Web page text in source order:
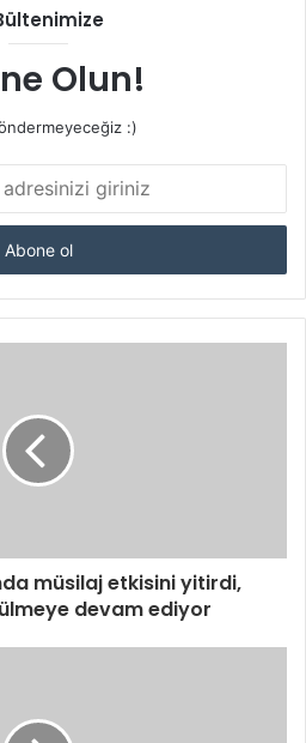
Olun!
:)
müsilaj etkisini yitirdi,
devam ediyor